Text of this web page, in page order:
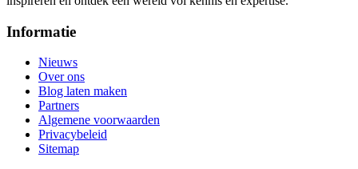
Informatie
Nieuws
Over ons
Blog laten maken
Partners
Algemene voorwaarden
Privacybeleid
Sitemap